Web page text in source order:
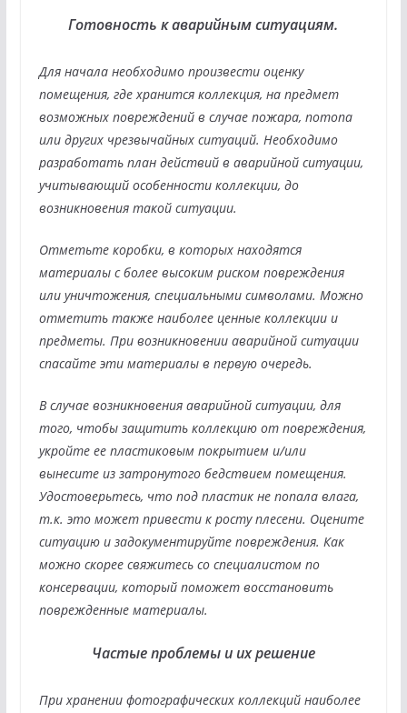
Готовность к аварийным ситуациям.
Для начала необходимо произвести оценку
помещения, где хранится коллекция, на предмет
возможных повреждений в случае пожара, потопа
или других чрезвычайных ситуаций. Необходимо
разработать план действий в аварийной ситуации,
учитывающий особенности коллекции, до
возникновения такой ситуации.
Отметьте коробки, в которых находятся
материалы с более высоким риском повреждения
или уничтожения, специальными символами. Можно
отметить также наиболее ценные коллекции и
предметы. При возникновении аварийной ситуации
спасайте эти материалы в первую очередь.
В случае возникновения аварийной ситуации, для
того, чтобы защитить коллекцию от повреждения,
укройте ее пластиковым покрытием и/или
вынесите из затронутого бедствием помещения.
Удостоверьтесь, что под пластик не попала влага,
т.к. это может привести к росту плесени. Оцените
ситуацию и задокументируйте повреждения. Как
можно скорее свяжитесь со специалистом по
консервации, который поможет восстановить
поврежденные материалы.
Частые проблемы и их решение
При хранении фотографических коллекций наиболее